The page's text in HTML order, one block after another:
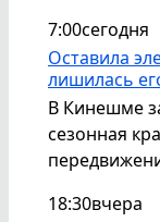
7:00сегодня
Оставила
лишилась
В Кинешме
сезонная
18:30вчера